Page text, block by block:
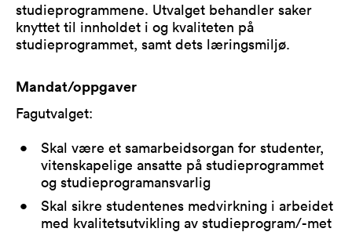
studieprogrammene. Utvalget behandler saker
knyttet til innholdet i og kvaliteten på
studieprogrammet, samt dets læringsmiljø.
Mandat/oppgaver
Fagutvalget:
Skal være et samarbeidsorgan for studenter,
vitenskapelige ansatte på studieprogrammet
og studieprogramansvarlig
Skal sikre studentenes medvirkning i arbeidet
med kvalitetsutvikling av studieprogram/-met